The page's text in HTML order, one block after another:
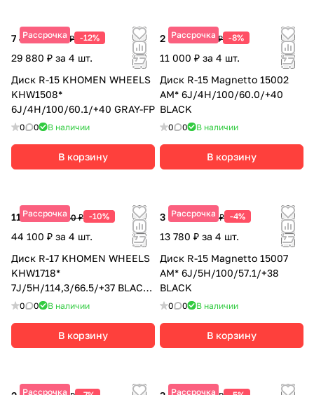
Рассрочка
7 470 ₽8 490 ₽ -12%
29 880 ₽ за 4 шт.
Диск R-15 KHOMEN WHEELS
KHW1508*
6J/4H/100/60.1/+40 GRAY-FP
0 0 В наличии
В корзину
Рассрочка
2 750 ₽2 990 ₽ -8%
11 000 ₽ за 4 шт.
Диск R-15 Magnetto 15002
AM* 6J/4H/100/60.0/+40
BLACK
0 0 В наличии
В корзину
Рассрочка
11 025 ₽12 250 ₽ -10%
44 100 ₽ за 4 шт.
Диск R-17 KHOMEN WHEELS
KHW1718*
7J/5H/114,3/66.5/+37 BLACK-
FP0 0 В наличии
В корзину
Рассрочка
3 445 ₽3 590 ₽ -4%
13 780 ₽ за 4 шт.
Диск R-15 Magnetto 15007
AM* 6J/5H/100/57.1/+38
BLACK
0 0 В наличии
В корзину
Рассрочка Рассрочка